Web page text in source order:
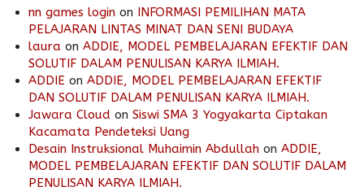
nn games login on INFORMASI PEMILIHAN MATA
PELAJARAN LINTAS MINAT DAN SENI BUDAYA
laura on ADDIE, MODEL PEMBELAJARAN EFEKTIF DAN
SOLUTIF DALAM PENULISAN KARYA ILMIAH.
ADDIE on ADDIE, MODEL PEMBELAJARAN EFEKTIF
DAN SOLUTIF DALAM PENULISAN KARYA ILMIAH.
Jawara Cloud on Siswi SMA 3 Yogyakarta Ciptakan
Kacamata Pendeteksi Uang
Desain Instruksional Muhaimin Abdullah on ADDIE,
MODEL PEMBELAJARAN EFEKTIF DAN SOLUTIF DALAM
PENULISAN KARYA ILMIAH.